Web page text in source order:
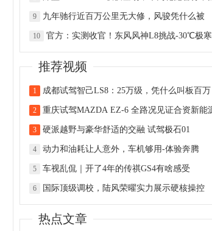
9 九年驰行近百万公里无大修，风骏凭什么被
10 官方：实测收官！东风风神L8挑战-30℃极寒
推荐视频
1 成都试驾智己LS8：25万级，凭什么叫板百万
2 重庆试驾MAZDA EZ-6 全路况见证合资新能
3 硬派越野与豪华舒适的交融 试驾极石01
4 动力和油耗让人意外，车机够用-体验奔腾
5 车视乱侃｜开了4年的传祺GS4有啥感受
6 国际顶级调校，陆风荣曜实力展示硬核操控
热点文章